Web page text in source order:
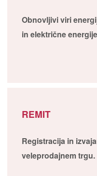
Obnovljivi viri
in električne
REMIT
Registracija in
veleprodajnem trgu.